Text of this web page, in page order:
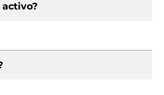
activo?